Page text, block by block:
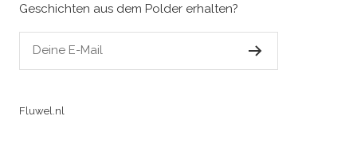
Geschichten aus dem Polder erhalten?
Deine E-Mail
Fluwel.nl